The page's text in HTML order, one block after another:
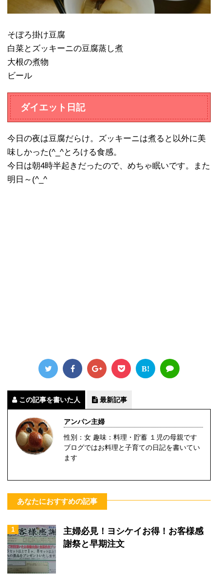
そぼろ掛け豆腐
白菜とズッキーニの豆腐蒸し煮
大根の煮物
ビール
ダイエット日記
今日の夜は豆腐だらけ。ズッキーニは煮ると以外に美
味しかった(^_^とろける食感。
今日は朝4時半起きだったので、めちゃ眠いです。また
明日～(^_^ゞ
B!
この記事を書いた人 最新記事
アンパン主婦
性別：女 趣味：料理・貯蓄 １児の母親です
ブログではお料理と子育ての日記を書いてい
ます
あなたにおすすめの記事
1
主婦必見！ヨシケイお得！お客様感
謝祭と早期注文